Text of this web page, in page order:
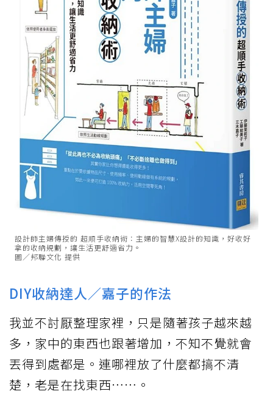
設計師主婦傳授的 超順手收納術：主婦的智慧X設計的知識，好收好
拿的收納規劃，讓生活更舒適省力。
圖／邦聯文化 提供
DIY收納達人／嘉子的作法
我並不討厭整理家裡，只是隨著孩子越來越
多，家中的東西也跟著增加，不知不覺就會
丟得到處都是。連哪裡放了什麼都搞不清
楚，老是在找東西⋯⋯。